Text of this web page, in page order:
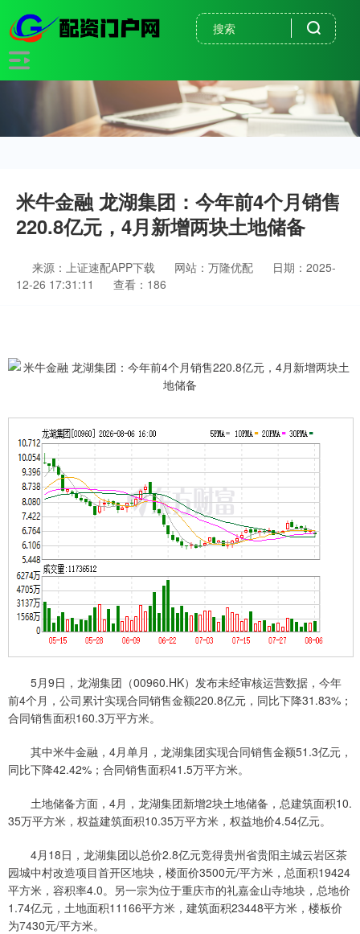
米牛金融 龙湖集团：今年前4个月销售
220.8亿元，4月新增两块土地储备
来源：上证速配APP下载 网站：万隆优配
日期：2025-
12-26 17:31:11
查看：186
5月9日，龙湖集团（00960.HK）发布未经审核运营数据，今年
前4个月，公司累计实现合同销售金额220.8亿元，同比下降31.83%；
合同销售面积160.3万平方米。
其中米牛金融，4月单月，龙湖集团实现合同销售金额51.3亿元，
同比下降42.42%；合同销售面积41.5万平方米。
土地储备方面，4月，龙湖集团新增2块土地储备，总建筑面积10.
35万平方米，权益建筑面积10.35万平方米，权益地价4.54亿元。
4月18日，龙湖集团以总价2.8亿元竞得贵州省贵阳主城云岩区茶
园城中村改造项目首开区地块，楼面价3500元/平方米，总面积19424
平方米，容积率4.0。另一宗为位于重庆市的礼嘉金山寺地块，总地价
1.74亿元，土地面积11166平方米，建筑面积23448平方米，楼板价
为7430元/平方米。